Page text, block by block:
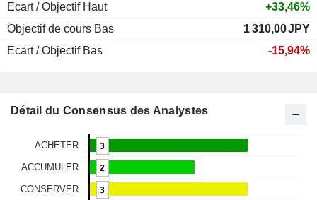
Ecart / Objectif Haut
+33,46%
Objectif de cours Bas
1 310,00JPY
Ecart / Objectif Bas
-15,94%
Détail du Consensus des Analystes